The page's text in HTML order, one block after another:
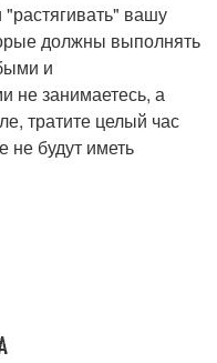
вашу
должны выполнять
и
не занимаетесь, а
тратите целый час
не будут иметь